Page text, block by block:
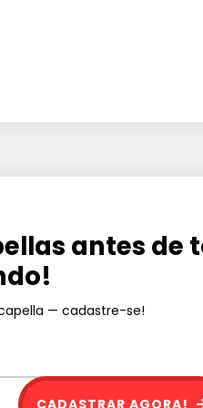
antes de
— cadastre-se!
CADASTRAR AGORA!